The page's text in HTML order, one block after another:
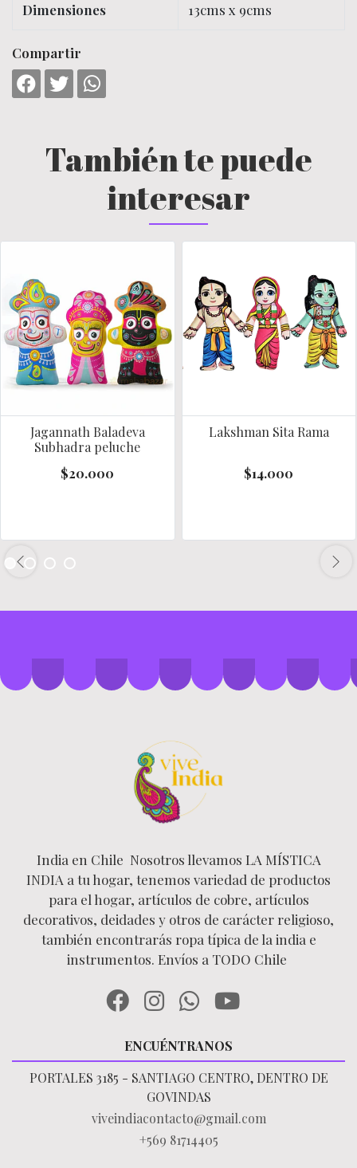
Dimensiones 13cms x 9cms
Compartir
También te puede
interesar
Jagannath Baladeva
Subhadra peluche
$20.000
Lakshman Sita Rama
$14.000
India en Chile Nosotros llevamos LA MÍSTICA
INDIA a tu hogar, tenemos variedad de productos
para el hogar, artículos de cobre, artículos
decorativos, deidades y otros de carácter religioso,
también encontrarás ropa típica de la india e
instrumentos. Envíos a TODO Chile
ENCUÉNTRANOS
PORTALES 3185 - SANTIAGO CENTRO, DENTRO DE
GOVINDAS
viveindiacontacto@gmail.com
+569 81714405